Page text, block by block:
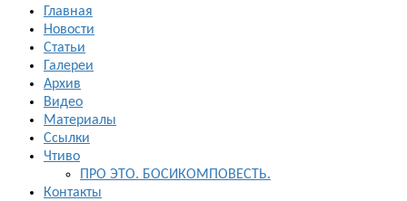
Главная
Новости
Статьи
Галереи
Архив
Видео
Материалы
Ссылки
Чтиво
ПРО ЭТО. БОСИКОМПОВЕСТЬ.
Контакты